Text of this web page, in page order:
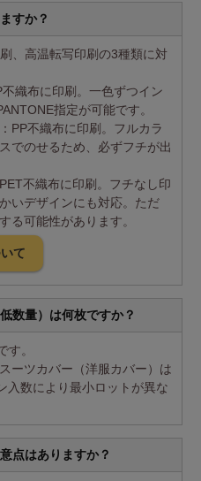
すか？
、高温転写印刷の3種類に対
不織布に印刷。一色ずつイン
指定が可能です。
：PP不織布に印刷。フルカラ
でのせるため、必ずフチが出
PET不織布に印刷。フチなし印
いデザインにも対応。ただ
る可能性があります。
て
数量）は何枚ですか？
す。
ーツカバー（洋服カバー）は
入数により最小ロットが異な
点はありますか？